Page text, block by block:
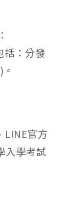
括：分發
LINE官方
入學考試